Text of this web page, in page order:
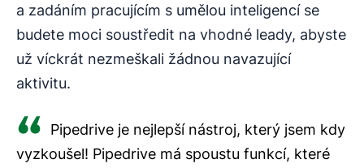
a zadáním pracujícím s umělou inteligencí se
budete moci soustředit na vhodné leady, abyste
už víckrát nezmeškali žádnou navazující
aktivitu.
Pipedrive je nejlepší nástroj, který jsem kdy
vyzkoušel! Pipedrive má spoustu funkcí, které